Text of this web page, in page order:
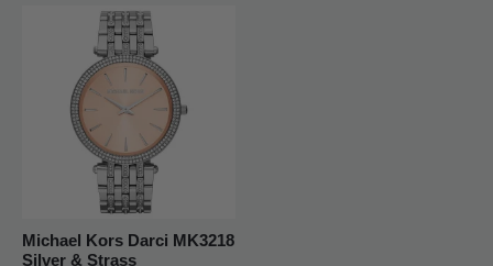
Michael Kors Darci MK3218
Silver & Strass